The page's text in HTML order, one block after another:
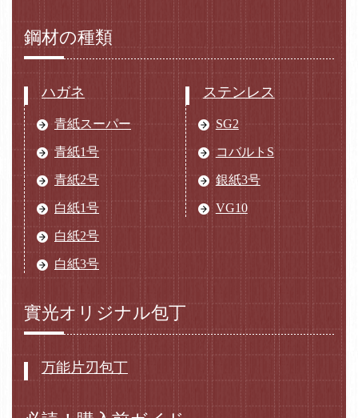
鋼材の種類
ハガネ
青紙スーパー
青紙1号
青紙2号
白紙1号
白紙2号
白紙3号
ステンレス
SG2
コバルトS
銀紙3号
VG10
實光オリジナル包丁
万能片刃包丁